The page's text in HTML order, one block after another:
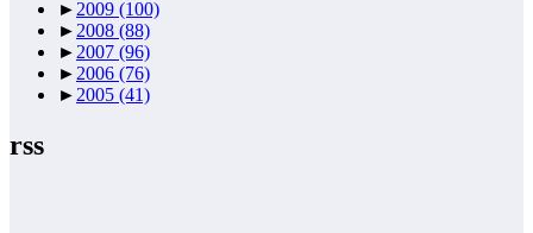
► 2009 (100)
► 2008 (88)
► 2007 (96)
► 2006 (76)
► 2005 (41)
rss